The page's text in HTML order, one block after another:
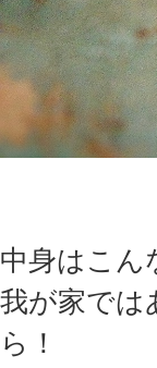
中身はこ
我が家では
ら！